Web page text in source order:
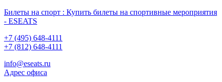
Билеты на спорт : Купить билеты на спортивные мероприятия
- ESEATS
+7 (495) 648-4111
+7 (812) 648-4111
info@eseats.ru
Адрес офиса